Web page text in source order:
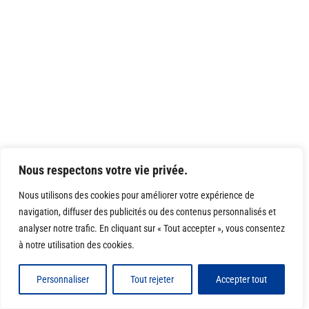
Nous respectons votre vie privée.
Nous utilisons des cookies pour améliorer votre expérience de
navigation, diffuser des publicités ou des contenus personnalisés et
analyser notre trafic. En cliquant sur « Tout accepter », vous consentez
à notre utilisation des cookies.
Personnaliser Tout rejeter Accepter tout